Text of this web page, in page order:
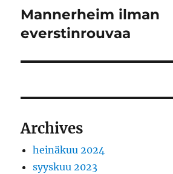
Seuraava
artikkeli:
Mannerheim ilman
everstinrouvaa
Archives
heinäkuu 2024
syyskuu 2023